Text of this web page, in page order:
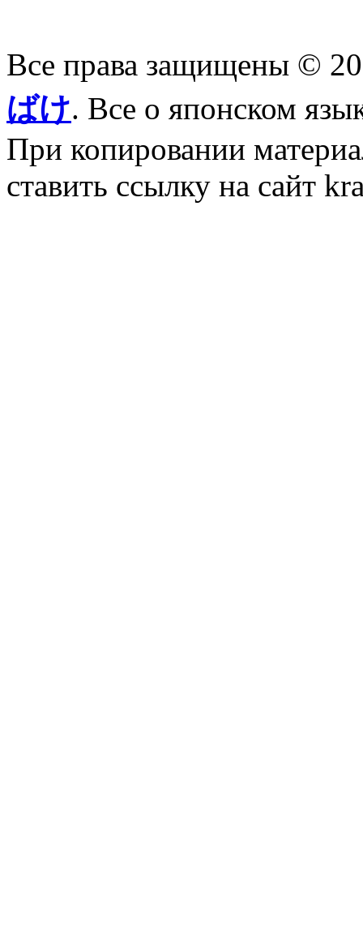
Все права защищены ©
ばけ. Все о японском
При копировании
ставить ссылку на сайт